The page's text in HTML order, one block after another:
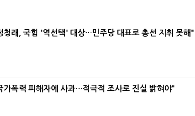
청래, 국힘 '역선택' 대상…민주당 대표로 총선 지휘 못해"
가폭력 피해자에 사과…적극적 조사로 진실 밝혀야"